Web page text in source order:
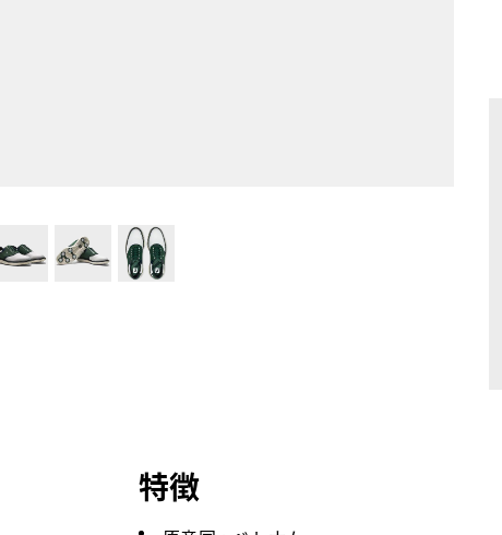
特徴